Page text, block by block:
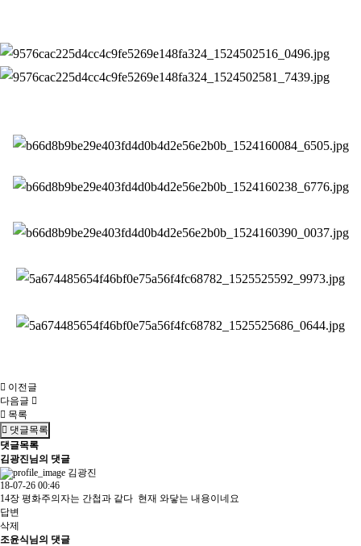
이전글
다음글
목록
댓글목록
댓글목록
김광진님의 댓글
김광진
18-07-26 00:46
14장 평화주의자는 간첩과 같다 현재 와닿는 내용이네요
답변
삭제
조윤식님의 댓글